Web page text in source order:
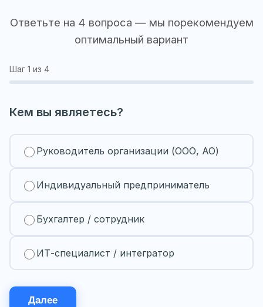
Ответьте на 4 вопроса — мы порекомендуем
оптимальный вариант
Шаг 1 из 4
Кем вы являетесь?
Руководитель организации (ООО, АО)
Индивидуальный предприниматель
Бухгалтер / сотрудник
ИТ-специалист / интегратор
Далее